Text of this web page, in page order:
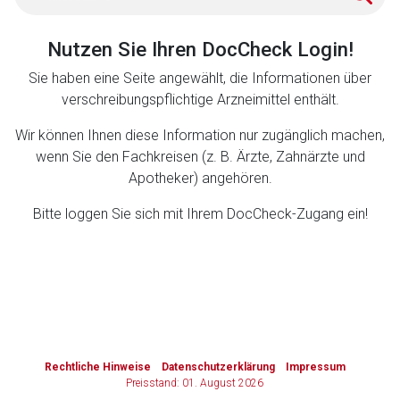
Nutzen Sie Ihren DocCheck Login!
Sie haben eine Seite angewählt, die Informationen über
verschreibungspflichtige Arzneimittel enthält.
Wir können Ihnen diese Information nur zugänglich machen,
wenn Sie den Fachkreisen (z. B. Ärzte, Zahnärzte und
Apotheker) angehören.
Bitte loggen Sie sich mit Ihrem DocCheck-Zugang ein!
Rechtliche Hinweise Datenschutzerklärung
Impressum
Preisstand: 01. August 2026
Zurück zur rote-liste.de Zur Seite